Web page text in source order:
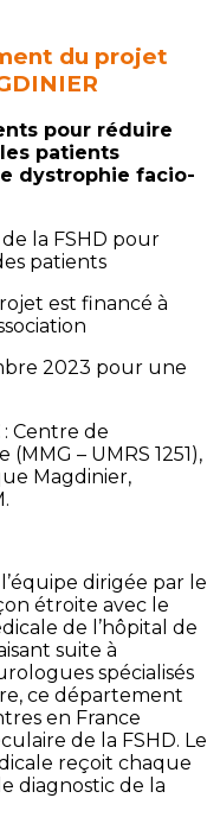
du projet
pour réduire
patients
dystrophie facio-
la FSHD pour
patients
est financé à
2023 pour une
: Centre de
– UMRS 1251),
Magdinier,
dirigée par le
étroite avec le
de l’hôpital de
suite à
spécialisés
ce département
en France
de la FSHD. Le
reçoit chaque
diagnostic de la